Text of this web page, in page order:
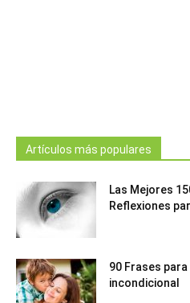
Artículos más populares
Las Mejores
Reflexiones
90 Frases para
incondicional